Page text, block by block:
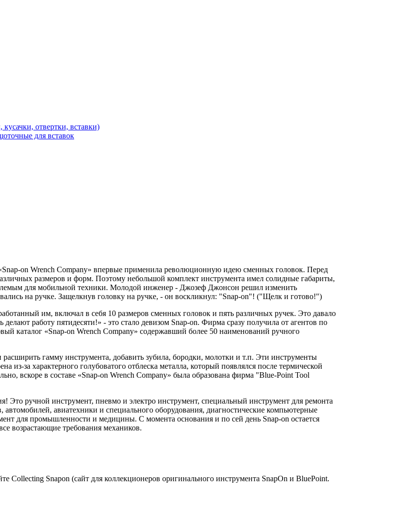
отвертки, вставки)
для вставок
on Wrench Company» впервые применила революционную идею сменных головок. Перед
размеров и форм. Поэтому небольшой комплект инструмента имел солидные габариты,
для мобильной техники. Молодой инженер - Джозеф Джонсон решил изменить
на ручке. Защелкнув головку на ручке, - он воскликнул: "Snap-on"! ("Щелк и готово!")
им, включал в себя 10 размеров сменных головок и пять различных ручек. Это давало
работу пятидесяти!» - это стало девизом Snap-on. Фирма сразу получила от агентов по
каталог «Snap-on Wrench Company» содержавший более 50 наименований ручного
гамму инструмента, добавить зубила, бородки, молотки и т.п. Эти инструменты
из-за характерного голубоватого отблеска металла, который появлялся после термической
вскоре в составе «Snap-on Wrench Company» была образована фирма "Blue-Point Tool
Это ручной инструмент, пневмо и электро инструмент, специальный инструмент для ремонта
авиатехники и специального оборудования, диагностические компьютерные
для промышленности и медицины. С момента основания и по сей день Snap-on остается
возрастающие требования механиков.
Collecting Snapon (сайт для коллекционеров оригинального инструмента SnapOn и BluePoint.